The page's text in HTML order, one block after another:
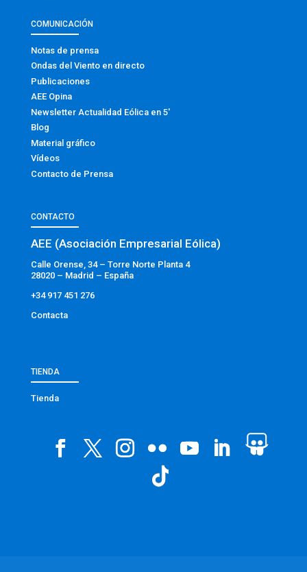
COMUNICACIÓN
Notas de prensa
Ondas del Viento en directo
Publicaciones
AEE Opina
Newsletter Actualidad Eólica en 5′
Blog
Material gráfico
Vídeos
Contacto de Prensa
CONTACTO
AEE (Asociación Empresarial Eólica)
Calle Orense, 34 – Torre Norte Planta 4
28020 – Madrid – España
+34 917 451 276
Contacta
TIENDA
Tienda